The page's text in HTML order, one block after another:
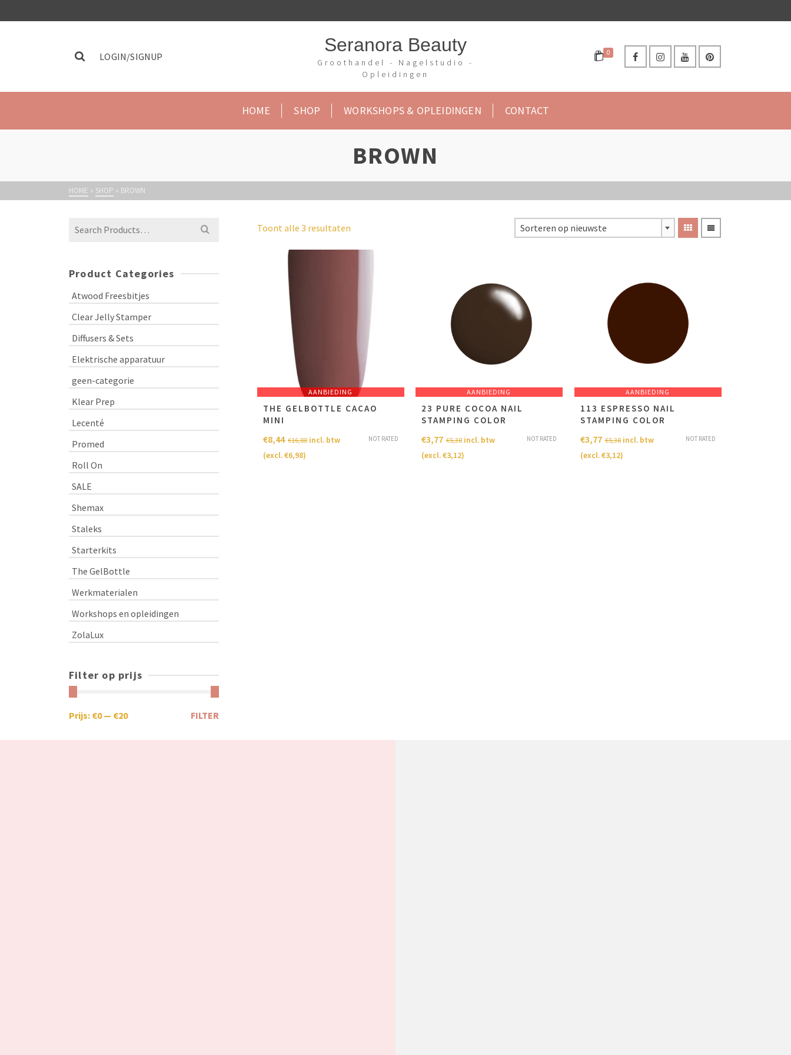
LOGIN/SIGNUP
Seranora Beauty
Groothandel - Nagelstudio -
Opleidingen
0
HOME SHOP WORKSHOPS & OPLEIDINGEN CONTACT
BROWN
HOME » SHOP » BROWN
Toont alle 3 resultaten Sorteren op nieuwste
AANBIEDING
THE GELBOTTLE CACAO
MINI
NOT RATED
€16,88
€8,44
incl. btw
(excl.€6,98)
AANBIEDING
23 PURE COCOA NAIL
STAMPING COLOR
NOT RATED
€5,38
€3,77
incl. btw
(excl.€3,12)
AANBIEDING
113 ESPRESSO NAIL
STAMPING COLOR
NOT RATED
€5,38
€3,77
incl. btw
(excl.€3,12)
Product Categories
Atwood Freesbitjes
Clear Jelly Stamper
Diffusers & Sets
Elektrische apparatuur
geen-categorie
Klear Prep
Lecenté
Promed
Roll On
SALE
Shemax
Staleks
Starterkits
The GelBottle
Werkmaterialen
Workshops en opleidingen
ZolaLux
Filter op prijs
FILTER
Prijs: €0— €20